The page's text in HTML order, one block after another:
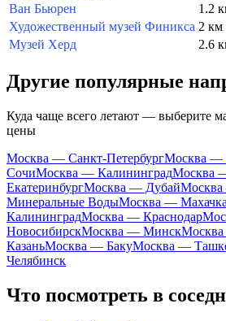
Ван Бьюрен
1.2
Художественный музей Финикса 2 км
Музей Херд
2.6
Другие популярные
Куда чаще всего летают — выберите
цены
Москва — Санкт-ПетербургМосква —
СочиМосква — КалининградМосква
ЕкатеринбургМосква — Дубай
Минеральные ВодыМосква —
КалининградМосква — Краснодар
НовосибирскМосква — Минск
КазаньМосква — БакуМосква —
Челябинск
Что посмотреть в